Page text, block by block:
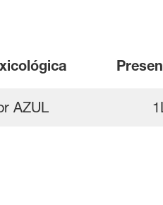
AZUL